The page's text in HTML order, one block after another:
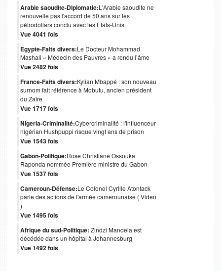
Arabie saoudite-Diplomatie:L'Arabie saoudite ne
renouvelle pas l'accord de 50 ans sur les
pétrodollars conclu avec les États-Unis
Vue 4041 fois
Egypte-Faits divers:Le Docteur Mohammad
Mashali « Médecin des Pauvres » a rendu l’âme
Vue 2482 fois
France-Faits divers:Kylian Mbappé : son nouveau
surnom fait référence à Mobutu, ancien président
du Zaïre
Vue 1717 fois
Nigeria-Criminalité:Cybercriminalité : l'influenceur
nigérian Hushpuppi risque vingt ans de prison
Vue 1543 fois
Gabon-Politique:Rose Christiane Ossouka
Raponda nommée Première ministre du Gabon
Vue 1537 fois
Cameroun-Défense:Le Colonel Cyrille Atonfack
parle des actions de l'armée camerounaise ( Video
)
Vue 1495 fois
Afrique du sud-Politique: Zindzi Mandela est
décédée dans un hôpital à Johannesburg
Vue 1492 fois